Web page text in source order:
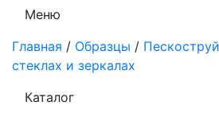
Меню
Главная / Образцы /
стеклах и зеркалах
Каталог